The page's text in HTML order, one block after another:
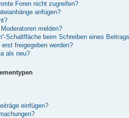
Foren nicht zugreifen?
anfügen?
melden?
Schaltfläche beim Schreiben eines
freigegeben werden?
als neu?
einfügen?